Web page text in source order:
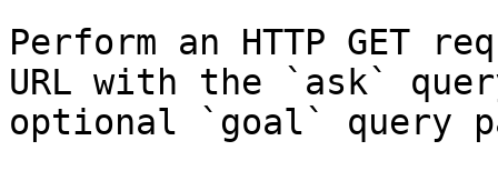
Perform an HTTP GET
URL with the `ask`
optional `goal` query